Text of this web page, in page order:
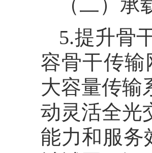
（二）
5.提升骨
容骨干传输
大容量传输
动灵活全光
能力和服务